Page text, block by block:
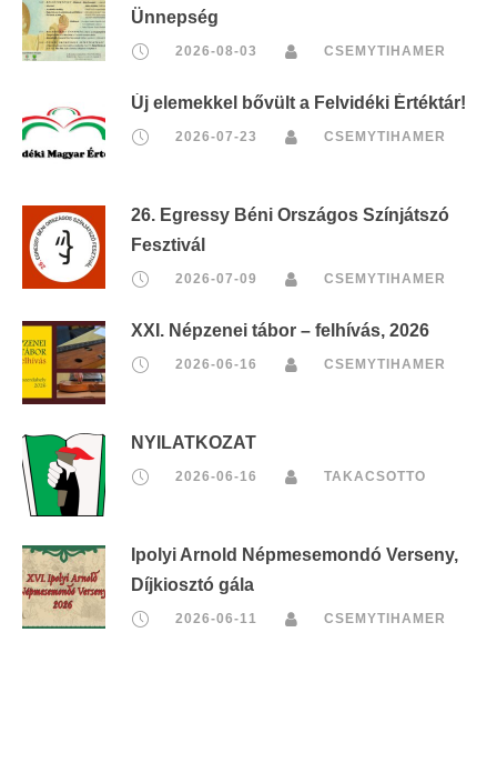
Ünnepség
2026-08-03 CSEMYTIHAMER
Új elemekkel bővült a Felvidéki Értéktár!
2026-07-23 CSEMYTIHAMER
26. Egressy Béni Országos Színjátszó
Fesztivál
2026-07-09 CSEMYTIHAMER
XXI. Népzenei tábor – felhívás, 2026
2026-06-16 CSEMYTIHAMER
NYILATKOZAT
2026-06-16 TAKACSOTTO
Ipolyi Arnold Népmesemondó Verseny,
Díjkiosztó gála
2026-06-11 CSEMYTIHAMER